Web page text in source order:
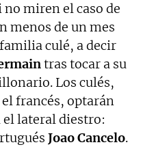
miren el caso de
menos de un mes
culé, a decir
tras tocar a su
Los culés,
francés, optarán
el lateral diestro:
Joao Cancelo.